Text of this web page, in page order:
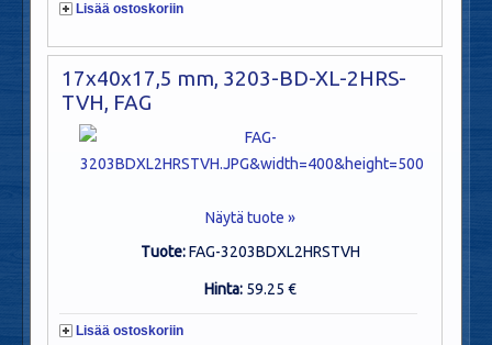
Lisää ostoskoriin
17x40x17,5 mm, 3203-BD-XL-2HRS-
TVH, FAG
Näytä tuote »
Tuote:FAG-3203BDXL2HRSTVH
Hinta: 59.25 €
Lisää ostoskoriin